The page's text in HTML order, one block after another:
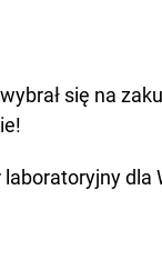
się na
dla